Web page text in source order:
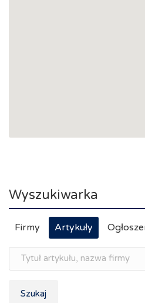
Wyszukiwarka
Firmy Artykuły
Szukaj